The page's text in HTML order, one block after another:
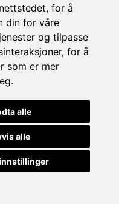
, for å
din for våre
og tilpasse
, for å
som er mer
.
alle
alle